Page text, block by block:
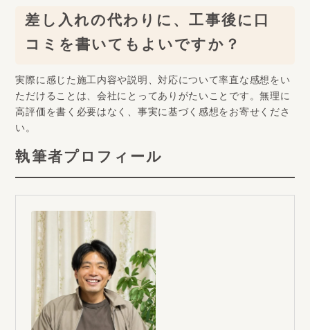
差し入れの代わりに、工事後に口
コミを書いてもよいですか？
実際に感じた施工内容や説明、対応について率直な感想をい
ただけることは、会社にとってありがたいことです。無理に
高評価を書く必要はなく、事実に基づく感想をお寄せくださ
い。
執筆者プロフィール